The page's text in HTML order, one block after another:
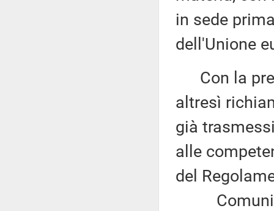
in sede
dell'Unione
Con la
altresì
già
alle
del